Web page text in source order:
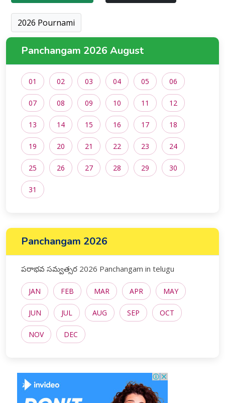
2026 Pournami
Panchangam 2026 August
01 02 03 04 05 06
07 08 09 10 11 12
13 14 15 16 17 18
19 20 21 22 23 24
25 26 27 28 29 30
31
Panchangam 2026
పరాభవ సమ్వత్సర 2026 Panchangam in telugu
JAN FEB MAR APR MAY
JUN JUL AUG SEP OCT
NOV DEC